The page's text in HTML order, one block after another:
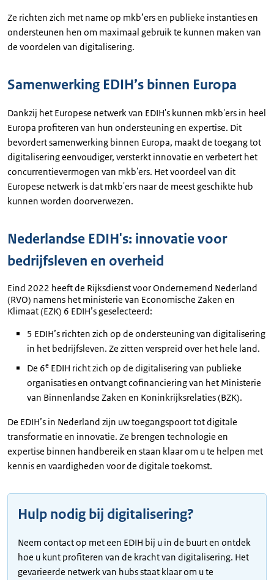
Ze richten zich met name op mkb’ers en publieke instanties en
ondersteunen hen om maximaal gebruik te kunnen maken van
de voordelen van digitalisering.
Samenwerking EDIH’s binnen Europa
Dankzij het Europese netwerk van EDIH's kunnen mkb'ers in heel
Europa profiteren van hun ondersteuning en expertise. Dit
bevordert samenwerking binnen Europa, maakt de toegang tot
digitalisering eenvoudiger, versterkt innovatie en verbetert het
concurrentievermogen van mkb'ers. Het voordeel van dit
Europese netwerk is dat mkb'ers naar de meest geschikte hub
kunnen worden doorverwezen.
Nederlandse EDIH's: innovatie voor
bedrijfsleven en overheid
Eind 2022 heeft de Rijksdienst voor Ondernemend Nederland
(RVO) namens het ministerie van Economische Zaken en
Klimaat (EZK) 6 EDIH’s geselecteerd:
5 EDIH’s richten zich op de ondersteuning van digitalisering
in het bedrijfsleven. Ze zitten verspreid over het hele land.
De 6e EDIH richt zich op de digitalisering van publieke
organisaties en ontvangt cofinanciering van het Ministerie
van Binnenlandse Zaken en Koninkrijksrelaties (BZK).
De EDIH’s in Nederland zijn uw toegangspoort tot digitale
transformatie en innovatie. Ze brengen technologie en
expertise binnen handbereik en staan klaar om u te helpen met
kennis en vaardigheden voor de digitale toekomst.
Hulp nodig bij digitalisering?
Neem contact op met een EDIH bij u in de buurt en ontdek
hoe u kunt profiteren van de kracht van digitalisering. Het
gevarieerde netwerk van hubs staat klaar om u te